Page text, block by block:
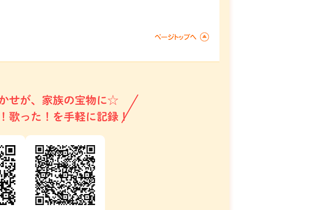
せが、家族の宝物に☆
歌った！を手軽に記録！